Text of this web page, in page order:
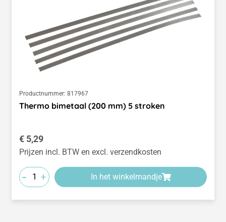
Productnummer: 817967
Thermo bimetaal (200 mm) 5 stroken
Normale prijs:
€ 5,29
Prijzen incl. BTW en excl. verzendkosten
- + In het winkelmandje